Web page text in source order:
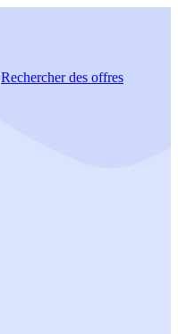
Rechercherdes offres